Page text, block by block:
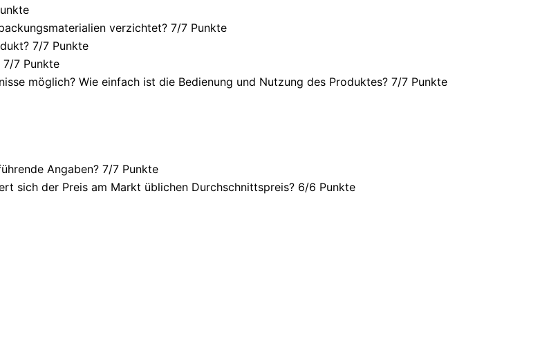
verzichtet? 7/7 Punkte
7/7 Punkte
7/7 Punkte
möglich? Wie einfach ist die Bedienung und Nutzung des Produktes? 7/7 Punkte
Angaben? 7/7 Punkte
sich der Preis am Markt üblichen Durchschnittspreis? 6/6 Punkte